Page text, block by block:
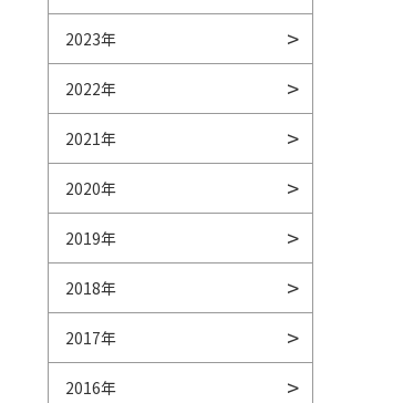
2023年
2022年
2021年
2020年
2019年
2018年
2017年
2016年